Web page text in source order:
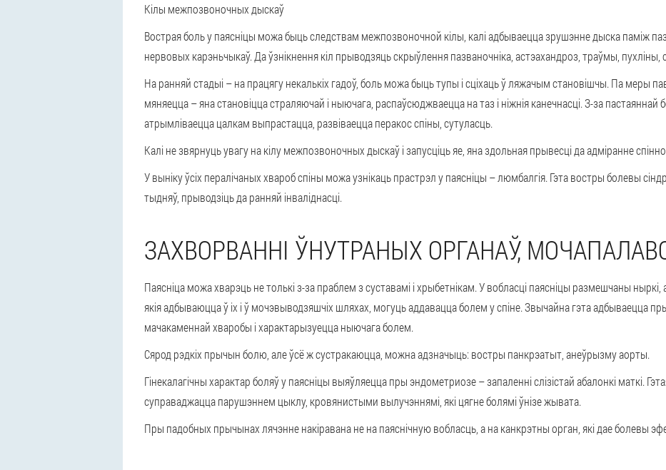
Кілы межпозвоночных дыскаў
Вострая боль у паясніцы можа быць следствам межпозвоночной кілы , калі адбываецца зрушэнне дыска паміж
нервовых карэньчыкаў. Да ўзнікнення кіл прыводзяць скрыўлення пазваночніка, астэахандроз, траўмы, пухліны,
На ранняй стадыі – на працягу некалькіх гадоў, боль можа быць тупы і сціхаць ў ляжачым становішчы. Па меры
мяняецца – яна становіцца страляючай і ныючага, распаўсюджваецца на таз і ніжнія канечнасці. З-за
атрымліваецца цалкам выпрастацца, развіваецца перакос спіны, сутуласць.
Калі не звярнуць увагу на кілу межпозвоночных дыскаў і запусціць яе, яназдольная прывесці да адміранне
У выніку ўсіх пералічаных хвароб спіны можа узнікаць прастрэл у паясніцы –люмбалгія. Гэта востры болевы
тыдняў, прыводзіць да ранняй інваліднасці.
ЗАХВОРВАННІ ЎНУТРАНЫХ ОРГАНАЎ,
Паясніца можа хварэць не толькі з-за праблем з суставамі і хрыбетнікам. У вобласці паясніцы размешчаны
якія адбываюцца ў іх і ў мочэвыводзяшчіх шляхах, могуць аддавацца болем у спіне. Звычайна гэта адбываецца
мачакаменнай хваробы і характарызуецца ныючага болем.
Сярод рэдкіх прычын болю , але ўсё ж сустракаюцца, можна адзначыць: востры панкрэатыт, анеўрызму аорты.
Гінекалагічны характар боляў у паясніцы выяўляецца пры эндометриозе – запаленні слізістай абалонкі маткі.
суправаджацца парушэннем цыклу, кровянистыми вылучэннямі, які цягне болямі ўнізе жывата.
Пры падобных прычынах лячэнне накіравана не на паяснічную вобласць, а наканкрэтны орган , які дае болевы